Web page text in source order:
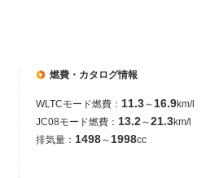
燃費・カタログ情報
WLTCモード燃費： 11.3～ 16.9km/l
JC08モード燃費： 13.2～21.3km/l
排気量： 1498～ 1998cc